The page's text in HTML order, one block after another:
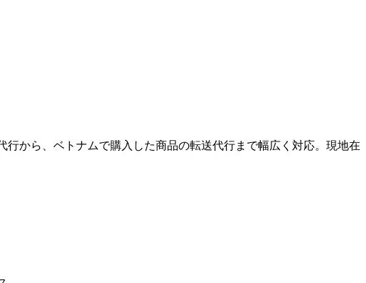
から、ベトナムで購入した商品の転送代行まで幅広く対応。現地在